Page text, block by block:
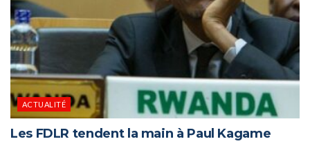
ACTUALITÉ
Les FDLR tendent la main à Paul Kagame